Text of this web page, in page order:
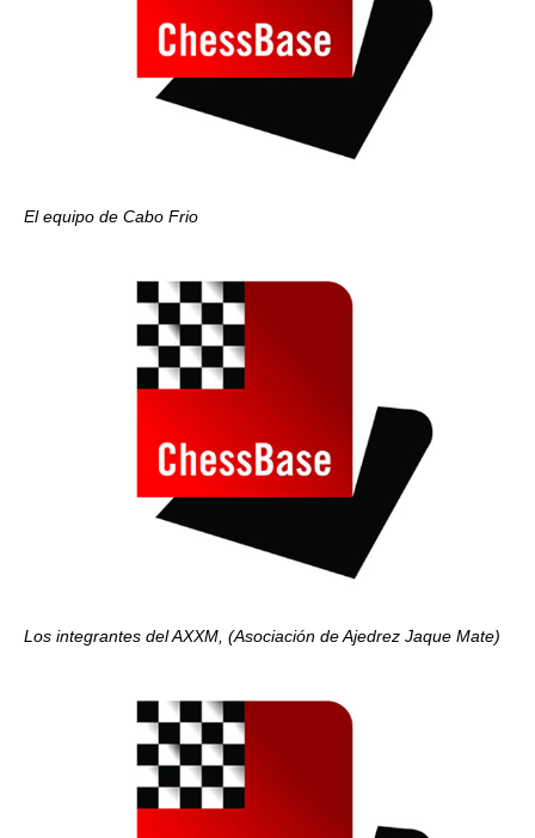
El equipo de Cabo Frio
Los integrantes del AXXM, (Asociación de Ajedrez Jaque Mate)